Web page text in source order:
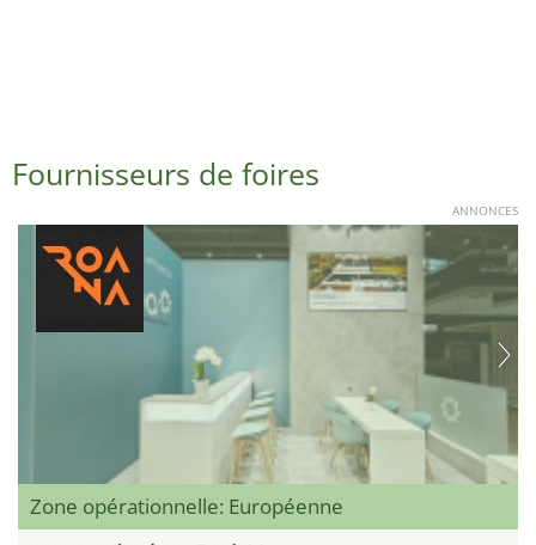
Fournisseurs de foires
ANNONCES
Zone opérationnelle: Européenne